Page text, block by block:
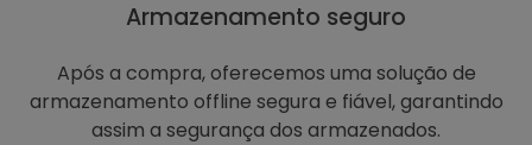
Armazenamento seguro
Após a compra, oferecemos uma solução de
armazenamento offline segura e fiável, garantindo
assim a segurança dos armazenados.